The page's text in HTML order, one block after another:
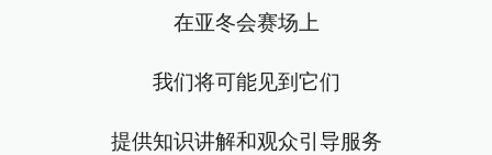
在亚冬会赛场上
我们将可能见到它们
提供知识讲解和观众引导服务